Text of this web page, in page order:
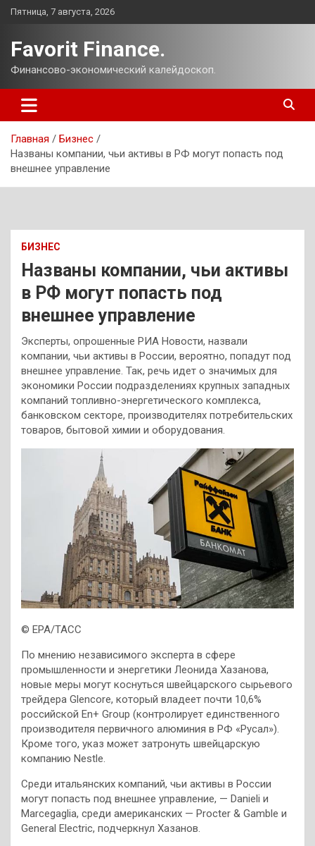
Перейти
Пятница, 7 августа, 2026
Favorit Finance.
Финансово-экономический калейдоскоп.
Главная
Бизнес
Названы компании, чьи активы в РФ могут попасть под
внешнее управление
БИЗНЕС
Названы компании, чьи активы
в РФ могут попасть под
внешнее управление
Эксперты, опрошенные РИА Новости, назвали
компании, чьи активы в России, вероятно, попадут под
внешнее управление. Так, речь идет о значимых для
экономики России подразделениях крупных западных
компаний топливно-энергетического комплекса,
банковском секторе, производителях потребительских
товаров, бытовой химии и оборудования.
© EPA/ТАСС
По мнению независимого эксперта в сфере
промышленности и энергетики Леонида Хазанова,
новые меры могут коснуться швейцарского сырьевого
трейдера Glencore, который владеет почти 10,6%
российской En+ Group (контролирует единственного
производителя первичного алюминия в РФ «Русал»).
Кроме того, указ может затронуть швейцарскую
компанию Nestle.
Среди итальянских компаний, чьи активы в России
могут попасть под внешнее управление, — Danieli и
Marcegaglia, среди американских — Procter & Gamble и
General Electric, подчеркнул Хазанов.